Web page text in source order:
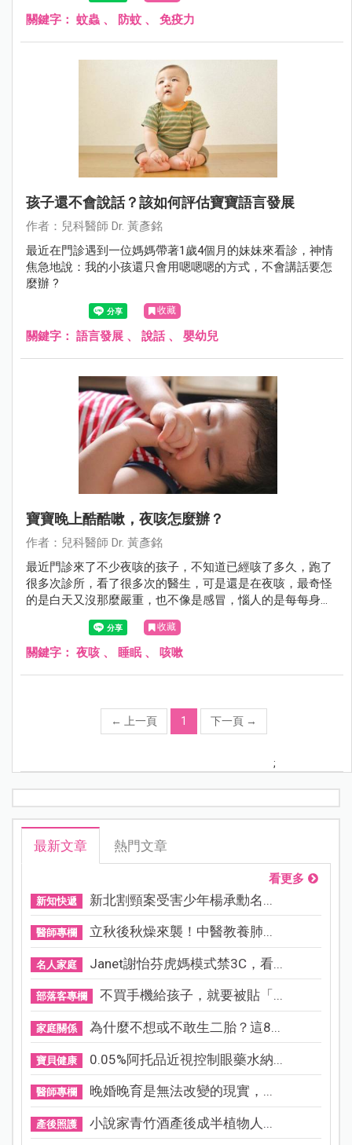
關鍵字： 蚊蟲 、 防蚊 、 免疫力
孩子還不會說話？該如何評估寶寶語言發展
作者：兒科醫師 Dr. 黃彥銘
最近在門診遇到一位媽媽帶著1歲4個月的妹妹來看診，神情
焦急地說：我的小孩還只會用嗯嗯嗯的方式，不會講話要怎
麼辦 ?
收藏
關鍵字： 語言發展 、 說話、 嬰幼兒
寶寶晚上酷酷嗽，夜咳怎麼辦？
作者：兒科醫師 Dr. 黃彥銘
最近門診來了不少夜咳的孩子，不知道已經咳了多久，跑了
很多次診所，看了很多次的醫生，可是還是在夜咳，最奇怪
的是白天又沒那麼嚴重，也不像是感冒，惱人的是每每身體
該休息的時候卻咳個不停，好像沒法好好睡上一覺，有時候
甚至咳到吐，苦情的爸媽又得忍住睡意洗床單，這到底是為
什麼呢？
收藏
關鍵字： 夜咳 、 睡眠、 咳嗽
← 上一頁 1 下一頁 →
;
最新文章 熱門文章
看更多
新知快遞 新北割頸案受害少年楊承勳名...
醫師專欄 立秋後秋燥來襲！中醫教養肺...
名人家庭 Janet謝怡芬虎媽模式禁3C，看...
部落客專欄 不買手機給孩子，就要被貼「...
家庭關係 為什麼不想或不敢生二胎？這8...
寶貝健康 0.05%阿托品近視控制眼藥水納...
醫師專欄 晚婚晚育是無法改變的現實，...
產後照護 小說家青竹酒產後成半植物人...